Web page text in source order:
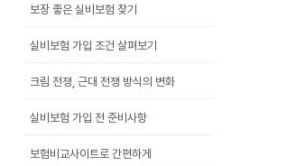
보장 좋은 실비보험 찾기
실비보험 가입 조건 살펴보기
크림 전쟁, 근대 전쟁 방식의 변화
실비보험 가입 전 준비사항
보험비교사이트로 간편하게